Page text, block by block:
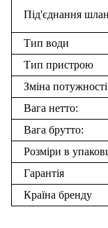
Під'єднання
Тип води
Тип пристрою
Зміна
Вага нетто:
Вага брутто:
Розміри в
Гарантія
Країна